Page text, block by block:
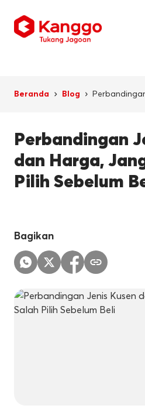
Beranda Blog
Perbandingan
dan Harga,
Pilih Sebelum
Bagikan